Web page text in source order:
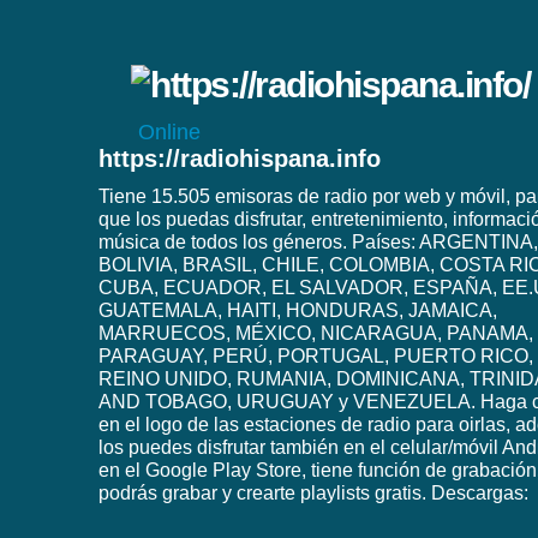
Online
https://radiohispana.info
Tiene 15.505 emisoras de radio por web y móvil,
que los puedas disfrutar, entretenimiento,
música de todos los géneros. Países: ARGENTINA,
BOLIVIA, BRASIL, CHILE, COLOMBIA, COSTA
CUBA, ECUADOR, EL SALVADOR, ESPAÑA,
GUATEMALA, HAITI, HONDURAS, JAMAICA,
MARRUECOS, MÉXICO, NICARAGUA, PANAMA,
PARAGUAY, PERÚ, PORTUGAL, PUERTO RICO,
REINO UNIDO, RUMANIA, DOMINICANA,
AND TOBAGO, URUGUAY y VENEZUELA. Haga
en el logo de las estaciones de radio para oirlas,
los puedes disfrutar también en el celular/móvil
en el Google Play Store, tiene función de
podrás grabar y crearte playlists gratis. Descargas: